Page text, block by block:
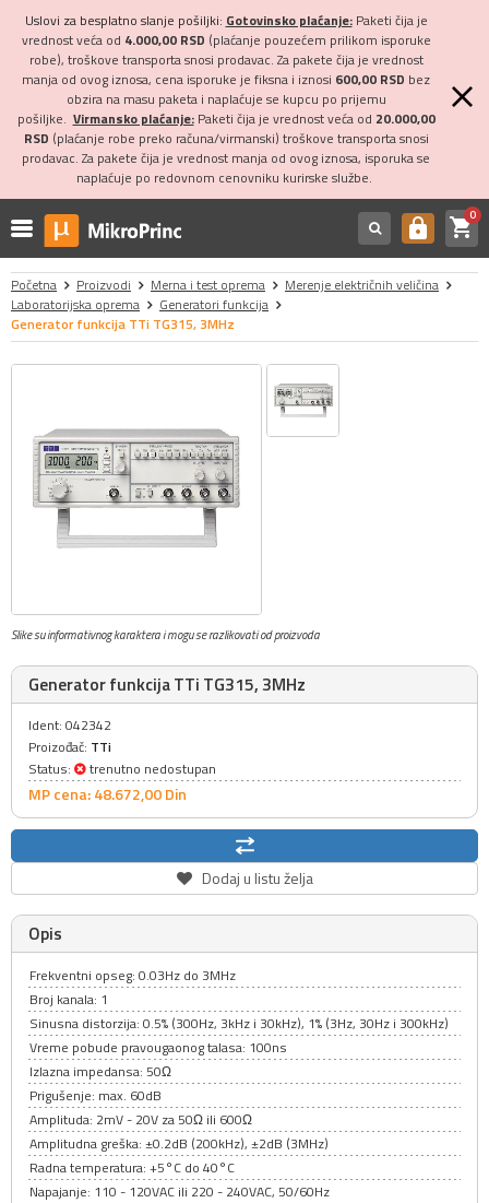
Uslovi za besplatno slanje pošiljki: Gotovinsko plaćanje:Paketi čija je
vrednost veća od 4.000,00 RSD (plaćanje pouzećem prilikom isporuke
robe), troškove transporta snosi prodavac. Za pakete čija je vrednost
manja od ovog iznosa, cena isporuke je fiksna i iznosi 600,00 RSD bez
obzira na masu paketa i naplaćuje se kupcu po prijemu
pošiljke. Virmansko plaćanje:Paketi čija je vrednost veća od 20.000,00
RSD (plaćanje robe preko računa/virmanski) troškove transporta snosi
prodavac. Za pakete čija je vrednost manja od ovog iznosa, isporuka se
naplaćuje po redovnom cenovniku kurirske službe.
https shopping_cart0
Početna Proizvodi Merna i test oprema
Merenje električnih veličina
Laboratorijska oprema
Generatori funkcija
Generator funkcija TTi TG315, 3MHz
Slike su informativnog karaktera i mogu se razlikovati od proizvoda
Generator funkcija TTi TG315, 3MHz
Ident: 042342
Proizođač: TTi
Status:
trenutno nedostupan
MP cena: 48.672,00Din
Dodaj u listu želja
Opis
Frekventni opseg: 0.03Hz do 3MHz
Broj kanala: 1
Sinusna distorzija: 0.5% (300Hz, 3kHz i 30kHz), 1% (3Hz, 30Hz i 300kHz)
Vreme pobude pravougaonog talasa: 100ns
Izlazna impedansa: 50Ω
Prigušenje: max. 60dB
Amplituda: 2mV - 20V za 50Ω ili 600Ω
Amplitudna greška: ±0.2dB (200kHz), ±2dB (3MHz)
Radna temperatura: +5°C do 40°C
Napajanje: 110 - 120VAC ili 220 - 240VAC, 50/60Hz